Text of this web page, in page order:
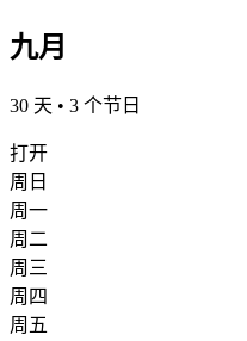
九月
30 天 • 3 个节日
打开
周日
周一
周二
周三
周四
周五